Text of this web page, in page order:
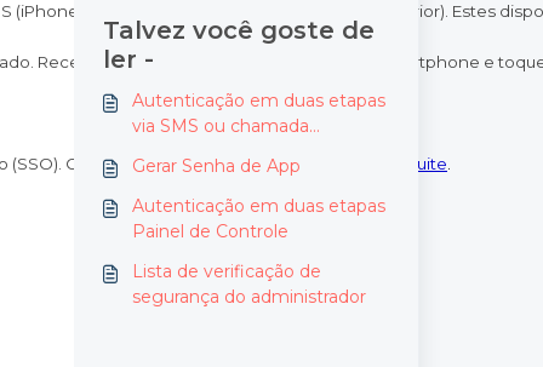
(iPhone, iPod Touch ou iPad com iOS 5.0 ou posterior). Estes
Receba uma solicitação do Google no seu smartphone e
(SSO). Consulte o Serviço SAML de SSO para o G Suite
Talvez você goste de
ler -
Autenticação em duas etapas
via SMS ou chamada
Gerar Senha de App
Autenticação em duas etapas
Painel de Controle
Lista de verificação de
segurança do administrador